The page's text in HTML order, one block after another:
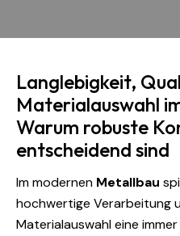
Langlebigkeit,
Materialauswahl
Warum robuste
entscheidend sind
Im modernen Metallbau
hochwertige Verarbeitung
Materialauswahl eine